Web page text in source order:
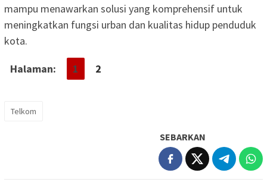
mampu menawarkan solusi yang komprehensif untuk
meningkatkan fungsi urban dan kualitas hidup penduduk
kota.
Halaman: 1 2
Telkom
SEBARKAN